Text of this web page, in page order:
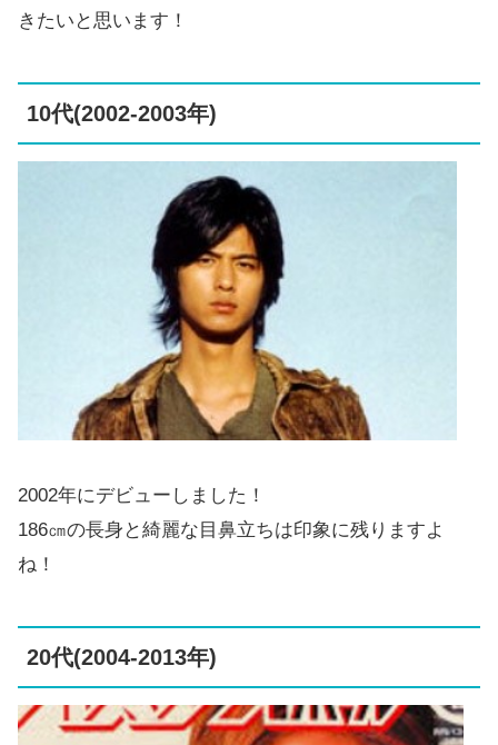
きたいと思います！
10代(2002-2003年)
2002年にデビューしました！
186㎝の長身と綺麗な目鼻立ちは印象に残りますよ
ね！
20代(2004-2013年)